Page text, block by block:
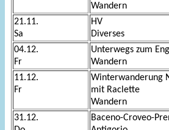
Wandern
21.11.
Sa
HV
Diverses
04.12.
Fr
Unterwegs zum
Wandern
11.12.
Fr
Winterwanderung
mit Raclette
Wandern
31.12.
Baceno-Croveo-